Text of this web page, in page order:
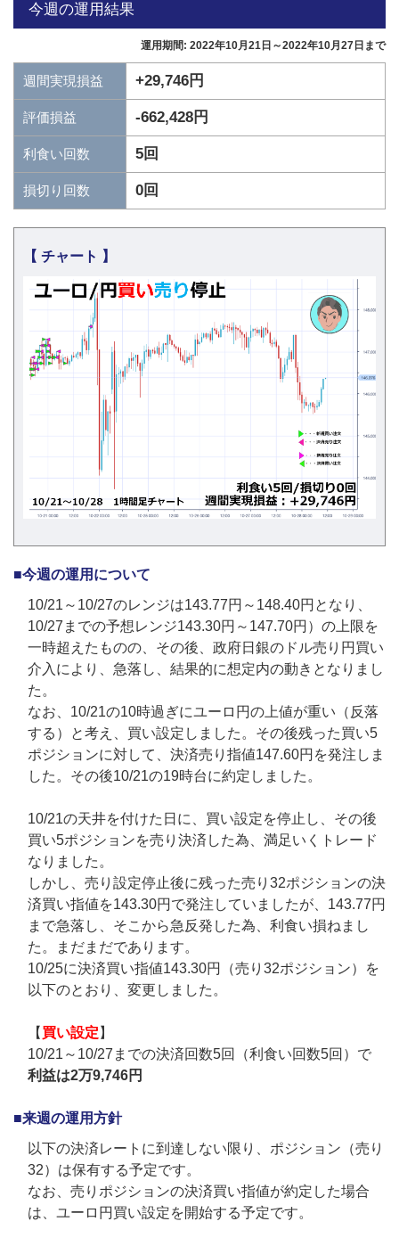
今週の運用結果
運用期間: 2022年10月21日～2022年10月27日まで
週間実現損益 +29,746円
評価損益 -662,428円
利食い回数 5回
損切り回数 0回
■今週の運用について
10/21～10/27のレンジは143.77円～148.40円となり、
10/27までの予想レンジ143.30円～147.70円）の上限を
一時超えたものの、その後、政府日銀のドル売り円買い
介入により、急落し、結果的に想定内の動きとなりまし
た。
なお、10/21の10時過ぎにユーロ円の上値が重い（反落
する）と考え、買い設定しました。その後残った買い5
ポジションに対して、決済売り指値147.60円を発注しま
した。その後10/21の19時台に約定しました。
10/21の天井を付けた日に、買い設定を停止し、その後
買い5ポジションを売り決済した為、満足いくトレード
なりました。
しかし、売り設定停止後に残った売り32ポジションの決
済買い指値を143.30円で発注していましたが、143.77円
まで急落し、そこから急反発した為、利食い損ねまし
た。まだまだであります。
10/25に決済買い指値143.30円（売り32ポジション）を
以下のとおり、変更しました。
【 買い設定 】
10/21～10/27までの決済回数5回（利食い回数5回）で
利益は2万9,746円
■来週の運用方針
以下の決済レートに到達しない限り、ポジション（売り
32）は保有する予定です。
なお、売りポジションの決済買い指値が約定した場合
は、ユーロ円買い設定を開始する予定です。
【 チャート 】